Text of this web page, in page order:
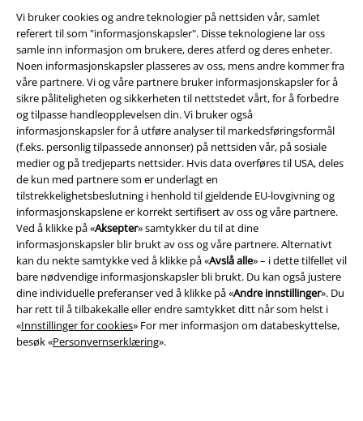
Vi bruker cookies og andre teknologier på nettsiden vår, samlet
referert til som "informasjonskapsler". Disse teknologiene lar oss
samle inn informasjon om brukere, deres atferd og deres enheter.
Noen informasjonskapsler plasseres av oss, mens andre kommer fra
våre partnere. Vi og våre partnere bruker informasjonskapsler for å
sikre påliteligheten og sikkerheten til nettstedet vårt, for å forbedre
og tilpasse handleopplevelsen din. Vi bruker også
informasjonskapsler for å utføre analyser til markedsføringsformål
(f.eks. personlig tilpassede annonser) på nettsiden vår, på sosiale
medier og på tredjeparts nettsider. Hvis data overføres til USA, deles
de kun med partnere som er underlagt en
tilstrekkelighetsbeslutning i henhold til gjeldende EU-lovgivning og
informasjonskapslene er korrekt sertifisert av oss og våre partnere.
Ved å klikke på «Aksepter» samtykker du til at dine
informasjonskapsler blir brukt av oss og våre partnere. Alternativt
kan du nekte samtykke ved å klikke på «Avslå alle» – i dette tilfellet vil
bare nødvendige informasjonskapsler bli brukt. Du kan også justere
dine individuelle preferanser ved å klikke på «Andre innstillinger». Du
har rett til å tilbakekalle eller endre samtykket ditt når som helst i
«Innstillinger for cookies» For mer informasjon om databeskyttelse,
besøk «Personvernserklæring».
Juridisk informasjon/Vilkår
Vilkår
Impressum
Konfidensialitetserklæring
Avfallshåndtering og miljøbeskyttelse